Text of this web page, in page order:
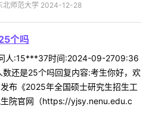
北师范大学 2024-12-28
个吗
人:15***37时间:2024-09-2709:36
还是25个吗回复内容:考生你好，欢
布《2025年全国硕士研究生招生工
院官网（https://yjsy.nenu.edu.c